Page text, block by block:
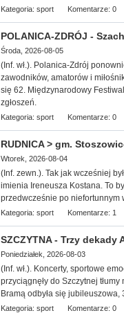
Kategoria: sport Komentarze: 0
POLANICA-ZDRÓJ -
Środa, 2026-08-05
(Inf. wł.). Polanica-Zdrój
zawodników, amatorów i
się 62. Międzynarodowy
zgłoszeń.
Kategoria: sport Komentarze: 0
RUDNICA > gm.
Wtorek, 2026-08-04
(Inf. zewn.). Tak jak wcześniej
imienia Ireneusza Kostana. To
przedwcześnie po niefortunnym
Kategoria: sport Komentarze: 1
SZCZYTNA - Trzy dekady
Poniedziałek, 2026-08-03
(Inf. wł.). Koncerty, sportowe
przyciągnęły do Szczytnej
Bramą odbyła się
Kategoria: sport Komentarze: 0